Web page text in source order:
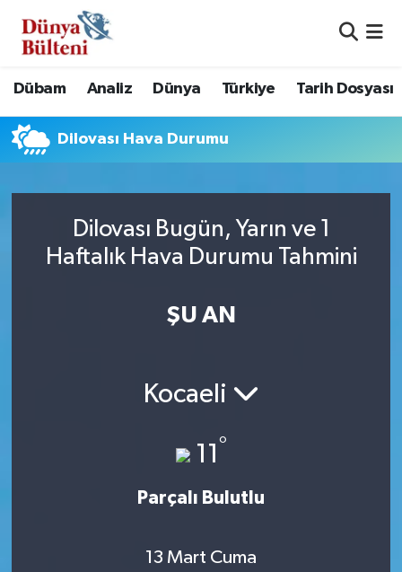
Dübam Analiz Dünya Türkiye Tarih Dosyası
Dilovası Hava Durumu
Dilovası Bugün, Yarın ve 1
Haftalık Hava Durumu Tahmini
ŞU AN
Kocaeli
11 °
Parçalı Bulutlu
13 Mart Cuma
Hava Durumu
Namaz Vakitleri
Süper Lig Puan Durumu ve Fikstür